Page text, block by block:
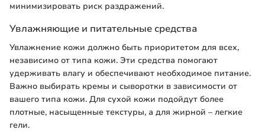
минимизировать риск раздражений.
Увлажняющие и питательные средства
Увлажнение кожи должно быть приоритетом для всех,
независимо от типа кожи. Эти средства помогают
удерживать влагу и обеспечивают необходимое питание.
Важно выбирать кремы и сыворотки в зависимости от
вашего типа кожи. Для сухой кожи подойдут более
плотные, насыщенные текстуры, а для жирной – легкие
гели.